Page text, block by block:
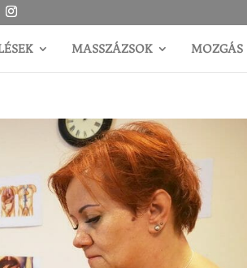
MASSZÁZSOK MOZGÁS